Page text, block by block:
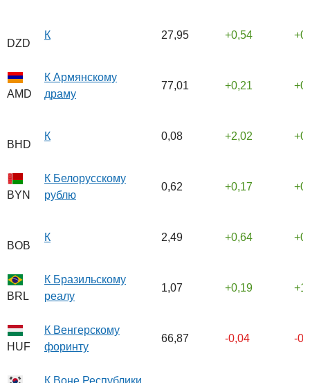
DZD
К 27,95 0,54
AMD
К Армянскому
драму
77,01 0,21
BHD
К 0,08 2,02
BYN
К Белорусскому
рублю
0,62 0,17
BOB
К 2,49 0,64
BRL
К Бразильскому
реалу
1,07 0,19
HUF
К Венгерскому
форинту
66,87 -0,04 -
К Воне Республики